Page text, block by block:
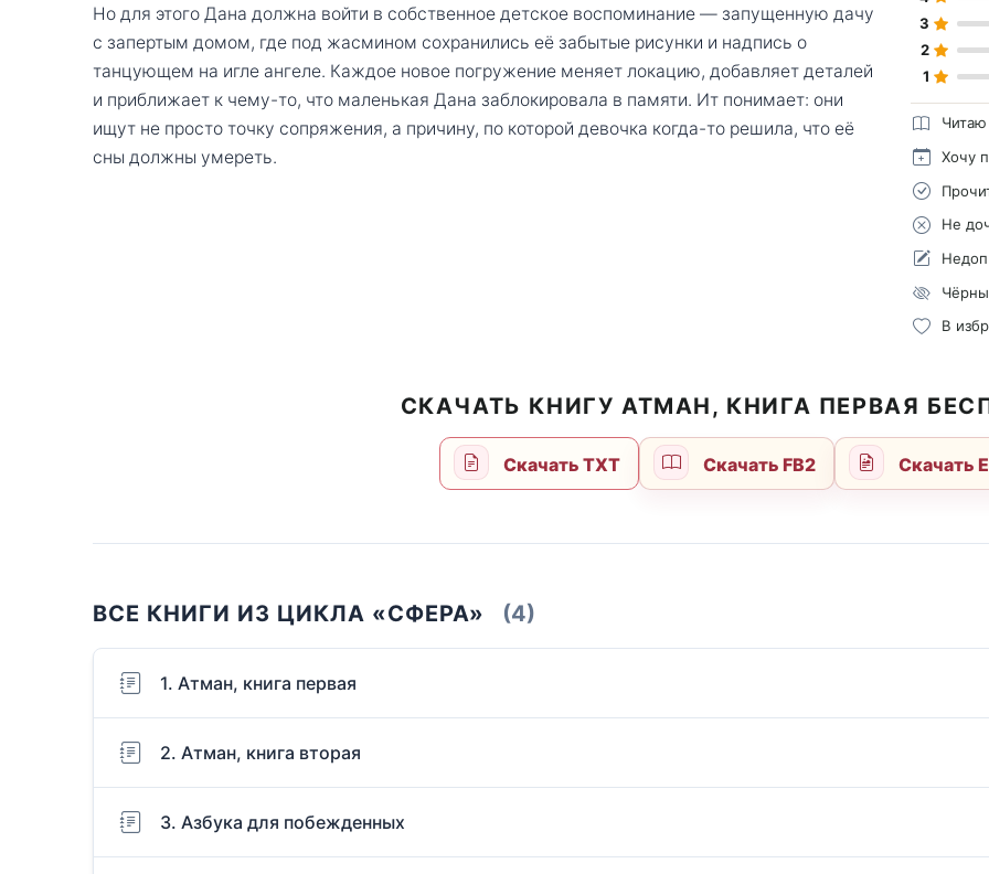
Но для этого Дана должна войти в собственное детское воспоминание — запущенную дачу
с запертым домом, где под жасмином сохранились её забытые рисунки и надпись о
танцующем на игле ангеле. Каждое новое погружение меняет локацию, добавляет деталей
и приближает к чему-то, что маленькая Дана заблокировала в памяти. Ит понимает: они
ищут не просто точку сопряжения, а причину, по которой девочка когда-то решила, что её
сны должны умереть.
3
2
1
Читаю
Хочу
Не
В
СКАЧАТЬ КНИГУ АТМАН, КНИГА ПЕРВАЯ
Скачать TXT Скачать FB2 Скачать
ВСЕ КНИГИ ИЗ ЦИКЛА «СФЕРА» (4)
1. Атман, книга первая
2. Атман, книга вторая
3. Азбука для побежденных